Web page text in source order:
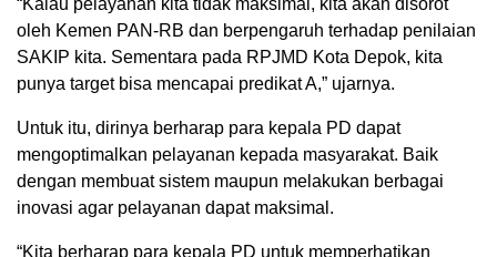
“Kalau pelayanan kita tidak maksimal, kita akan disorot
oleh Kemen PAN-RB dan berpengaruh terhadap penilaian
SAKIP kita. Sementara pada RPJMD Kota Depok, kita
punya target bisa mencapai predikat A,” ujarnya.
Untuk itu, dirinya berharap para kepala PD dapat
mengoptimalkan pelayanan kepada masyarakat. Baik
dengan membuat sistem maupun melakukan berbagai
inovasi agar pelayanan dapat maksimal.
“Kita berharap para kepala PD untuk memperhatikan